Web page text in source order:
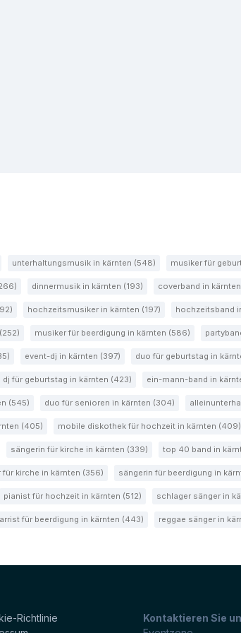
unterhaltungsmusik in kärnten (548) musiker für
dinnermusik in kärnten (193) coverband in
hochzeitsmusiker in kärnten (197) hochzeitsband
musiker für beerdigung in kärnten (586)
event-dj in kärnten (397) duo für geburtstag in
dj für geburtstag in kärnten (423) ein-mann-band in
(545) duo für senioren in kärnten (304)
(405) mobile diskothek für hochzeit in kärnten (409)
sängerin für kirche in kärnten (339) top 40 band in
für kirche in kärnten (356) sängerin für beerdigung in
pianist für hochzeit in kärnten (512) schlager sänger in
für beerdigung in kärnten (443) reggae sänger in
Richtlinie
Kontaktieren Sie